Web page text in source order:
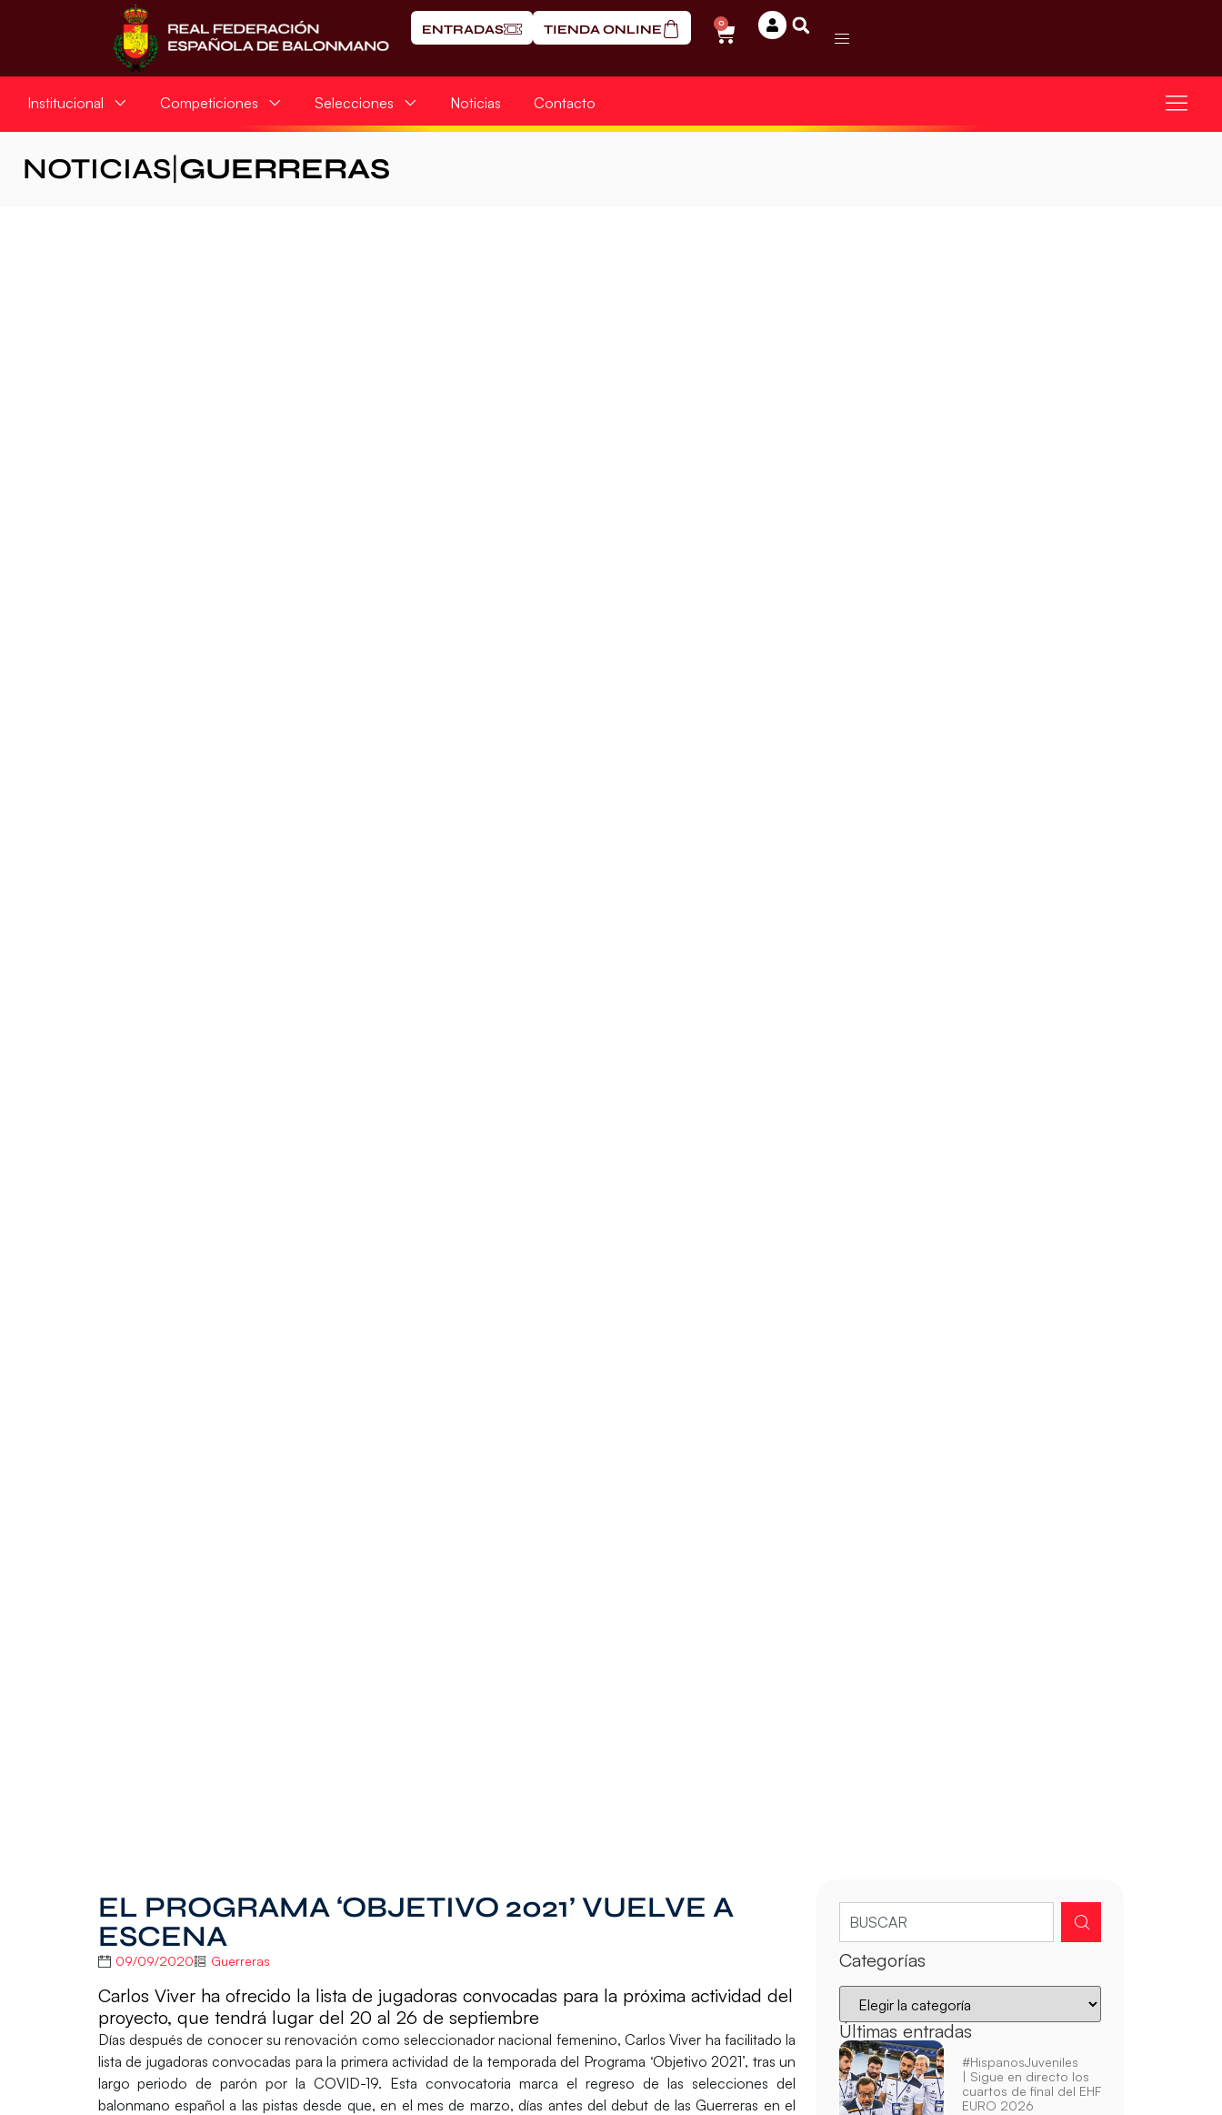
ENTRADAS TIENDA ONLINE 0
Institucional Competiciones Selecciones Noticias Contacto
NOTICIAS GUERRERAS
EL PROGRAMA ‘OBJETIVO 2021’ VUELVE A
ESCENA
09/09/2020 Guerreras
Carlos Viver ha ofrecido la lista de jugadoras convocadas para la próxima actividad del
proyecto, que tendrá lugar del 20 al 26 de septiembre
Días después de conocer su renovación como seleccionador nacional femenino, Carlos Viver ha facilitado la
lista de jugadoras convocadas para la primera actividad de la temporada del Programa ‘Objetivo 2021’, tras un
largo periodo de parón por la COVID-19. Esta convocatoria marca el regreso de las selecciones del
balonmano español a las pistas desde que, en el mes de marzo, días antes del debut de las Guerreras en el
Categorías
Últimas entradas
#HispanosJuveniles
| Sigue en directo los
cuartos de final del EHF
EURO 2026